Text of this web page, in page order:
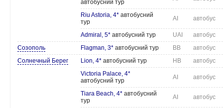
автобусний тур
Riu Astoria, 4* автобусний
тур
AI автобус
Admiral, 5* автобусний тур UAI
автобус
Созополь
Flagman, 3* автобусний тур BB
автобус
Солнечный Берег
Lion, 4* автобусний тур HB
автобус
Victoria Palace, 4*
автобусний тур
AI автобус
Tiara Beach, 4* автобусний
тур
AI автобус